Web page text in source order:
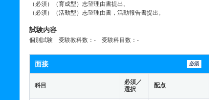
（必須）（育成型）志望理由書提出。
（必須）（活動型）志望理由書，活動報告書提出。
試験内容
個別試験 受験教科数：- 受験科目数：-
面接 必須
科目
必須／
選択
配点